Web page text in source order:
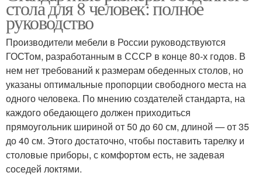
стола для 8 человек: полное
руководство
Производители мебели в России руководствуются
ГОСТом, разработанным в СССР в конце 80-х годов. В
нем нет требований к размерам обеденных столов, но
указаны оптимальные пропорции свободного места на
одного человека. По мнению создателей стандарта, на
каждого обедающего должен приходиться
прямоугольник шириной от 50 до 60 см, длиной — от 35
до 40 см. Этого достаточно, чтобы поставить тарелку и
столовые приборы, с комфортом есть, не задевая
соседей локтями.